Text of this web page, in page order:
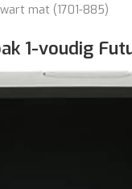
mat (1701-885)
1-voudig